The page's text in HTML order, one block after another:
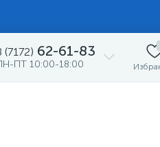
(7172) 62-61-83
ПТ 10:00-18:00